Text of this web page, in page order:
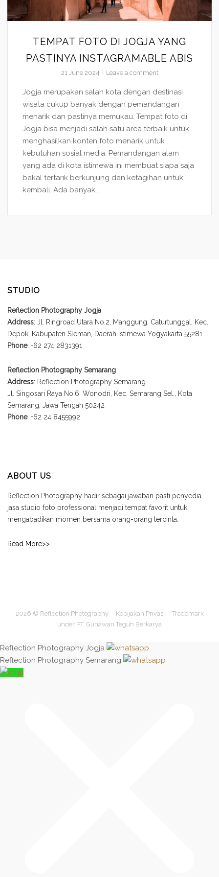
TEMPAT FOTO DI JOGJA YANG
PASTINYA INSTAGRAMABLE ABIS
21 June 2024 Leave a comment
Jogja merupakan salah kota dengan destinasi
wisata cukup banyak dengan pemandangan
menarik dan pastinya memukau. Tempat foto di
Jogja bisa menjadi salah satu area terbaik untuk
menghasilkan konten foto menarik untuk
kebutuhan sosial media. Pemandangan alam
yang ada di kota istimewa ini membuat siapa saja
bakal tertarik berkunjung dan ketagihan untuk
kembali. Ada banyak...
STUDIO
Reflection Photography Jogja
Address: Jl. Ringroad Utara No.2, Manggung, Caturtunggal, Kec.
Depok, Kabupaten Sleman, Daerah Istimewa Yogyakarta 55281
Phone: +62 274 2831391
Reflection Photography Semarang
Address: Reflection Photography Semarang
Jl. Singosari Raya No.6, Wonodri, Kec. Semarang Sel., Kota
Semarang, Jawa Tengah 50242
Phone: +62 24 8455992
ABOUT US
Reflection Photography hadir sebagai jawaban pasti penyedia
jasa studio foto professional menjadi tempat favorit untuk
mengabadikan momen bersama orang-orang tercinta.
Read More>>
2026 © Reflection Photography Kebijakan Privasi
Trademark
under PT. Gunawan Teguh Berkarya
Reflection Photography Jogja
Reflection Photography Semarang